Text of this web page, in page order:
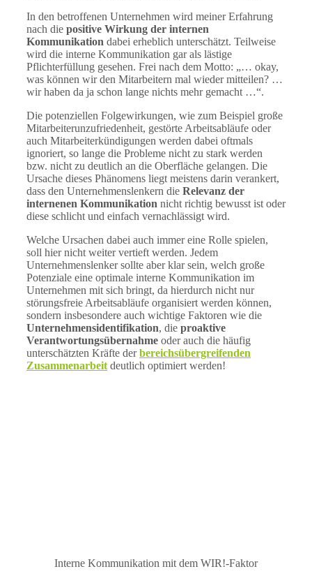
In den betroffenen Unternehmen wird meiner Erfahrung
nach die positive Wirkung der internen
Kommunikation dabei erheblich unterschätzt. Teilweise
wird die interne Kommunikation gar als lästige
Pflichterfüllung gesehen. Frei nach dem Motto: „… okay,
was können wir den Mitarbeitern mal wieder mitteilen? …
wir haben da ja schon lange nichts mehr gemacht …“.
Die potenziellen Folgewirkungen, wie zum Beispiel große
Mitarbeiterunzufriedenheit, gestörte Arbeitsabläufe oder
auch Mitarbeiterkündigungen werden dabei oftmals
ignoriert, so lange die Probleme nicht zu stark werden
bzw. nicht zu deutlich an die Oberfläche gelangen. Die
Ursache dieses Phänomens liegt meistens darin verankert,
dass den Unternehmenslenkern die Relevanz der
internenen Kommunikation nicht richtig bewusst ist oder
diese schlicht und einfach vernachlässigt wird.
Welche Ursachen dabei auch immer eine Rolle spielen,
soll hier nicht weiter vertieft werden. Jedem
Unternehmenslenker sollte aber klar sein, welch große
Potenziale eine optimale interne Kommunikation im
Unternehmen mit sich bringt, da hierdurch nicht nur
störungsfreie Arbeitsabläufe organisiert werden können,
sondern insbesondere auch wichtige Faktoren wie die
Unternehmensidentifikation, die proaktive
Verantwortungsübernahme oder auch die häufig
unterschätzten Kräfte derbereichsübergreifenden
Zusammenarbeitdeutlich optimiert werden!
Interne Kommunikation mit dem WIR!-Faktor